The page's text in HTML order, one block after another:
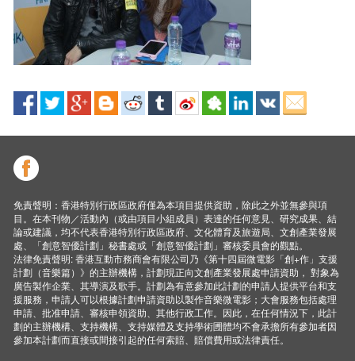
免責聲明：香港特別行政區政府僅為本項目提供資助，除此之外並無參與項
目。在本刊物／活動內（或由項目小組成員）表達的任何意見、研究成果、結
論或建議，均不代表香港特別行政區政府、文化體育及旅遊局、文創產業發展
處、「創意智優計劃」秘書處或「創意智優計劃」審核委員會的觀點。
法律免責聲明: 香港互動市務商會有限公司乃《第十四屆微電影「創+作」支援
計劃（音樂篇）》的主辦機構，計劃現正向文創產業發展處申請資助， 對象為
廣告製作企業、其導演及歌手。計劃為有意參加此計劃的申請人提供平台和支
援服務，申請人可以根據計劃申請資助以製作音樂微電影；大會服務包括處理
申請、批准申請、審核申領資助、其他行政工作。因此，在任何情況下，此計
劃的主辦機構、支持機構、支持媒體及支持學術圑體均不會承擔所有參加者因
參加本計劃而直接或間接引起的任何索賠、賠償費用或法律責任。